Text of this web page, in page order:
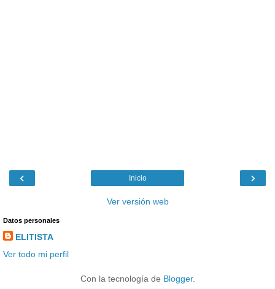
‹ ›
Inicio
Ver versión web
Datos personales
ELITISTA
Ver todo mi perfil
Con la tecnología de Blogger.